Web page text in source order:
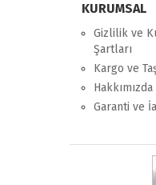
KURUMSAL
Gizlilik ve
Şartları
Kargo ve
Hakkımızda
Garanti ve